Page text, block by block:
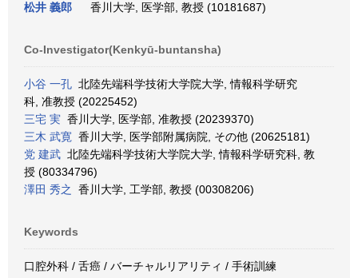
松井 義郎 香川大学, 医学部, 教授 (10181687)
Co-Investigator(Kenkyū-buntansha)
小谷 一孔 北陸先端科学技術大学院大学, 情報科学研究
科, 准教授 (20225452)
三宅 実 香川大学, 医学部, 准教授 (20239370)
三木 武寛 香川大学, 医学部附属病院, その他 (20625181)
党 建武 北陸先端科学技術大学院大学, 情報科学研究科, 教
授 (80334796)
澤田 秀之
香川大学, 工学部, 教授 (00308206)
Keywords
口腔外科 / 舌癌 / バーチャルリアリティ / 手術訓練